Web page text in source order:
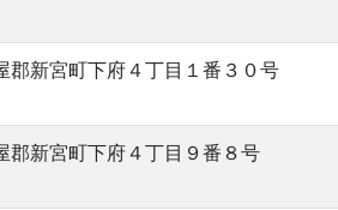
郡新宮町下府４丁目１番３０号
郡新宮町下府４丁目９番８号